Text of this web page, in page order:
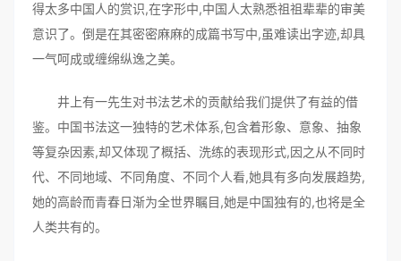
得太多中国人的赏识,在字形中,中国人太熟悉祖祖辈辈的审美
意识了。倒是在其密密麻麻的成篇书写中,虽难读出字迹,却具
一气呵成或缠绵纵逸之美。
井上有一先生对书法艺术的贡献给我们提供了有益的借
鉴。中国书法这一独特的艺术体系,包含着形象、意象、抽象
等复杂因素,却又体现了概括、洗练的表现形式,因之从不同时
代、不同地域、不同角度、不同个人看,她具有多向发展趋势,
她的高龄而青春日渐为全世界瞩目,她是中国独有的,也将是全
人类共有的。